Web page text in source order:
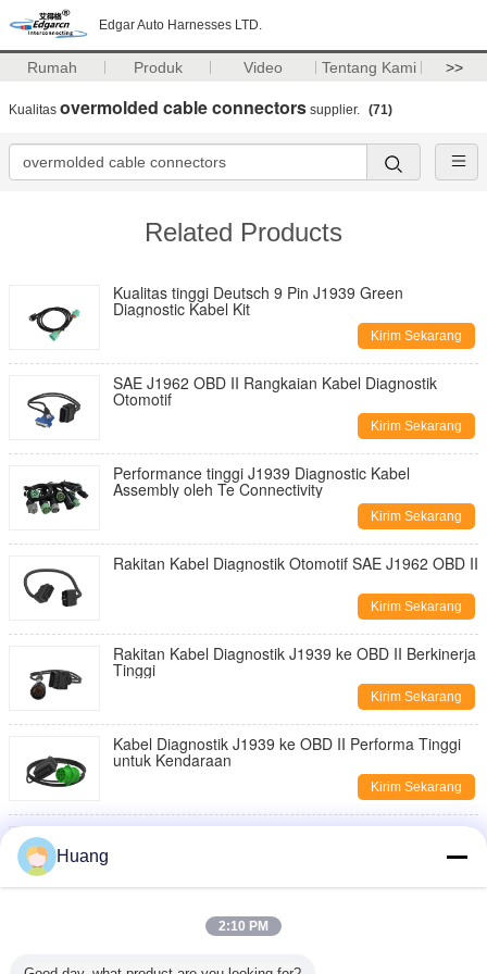
Edgar Auto Harnesses LTD.
Rumah Produk Video Tentang Kami >>
Kualitas overmolded cable connectors supplier. (71)
Related Products
Kualitas tinggi Deutsch 9 Pin J1939 Green
Diagnostic Kabel Kit
Kirim Sekarang
SAE J1962 OBD II Rangkaian Kabel Diagnostik
Otomotif
Kirim Sekarang
Performance tinggi J1939 Diagnostic Kabel
Assembly oleh Te Connectivity
Kirim Sekarang
Rakitan Kabel Diagnostik Otomotif SAE J1962 OBD II
Kirim Sekarang
Rakitan Kabel Diagnostik J1939 ke OBD II Berkinerja
Tinggi
Kirim Sekarang
Kabel Diagnostik J1939 ke OBD II Performa Tinggi
untuk Kendaraan
Kirim Sekarang
Kabel Diagnostik J1939 ke OBD II Female Premium
untuk Kendaraan
Huang
2:10 PM